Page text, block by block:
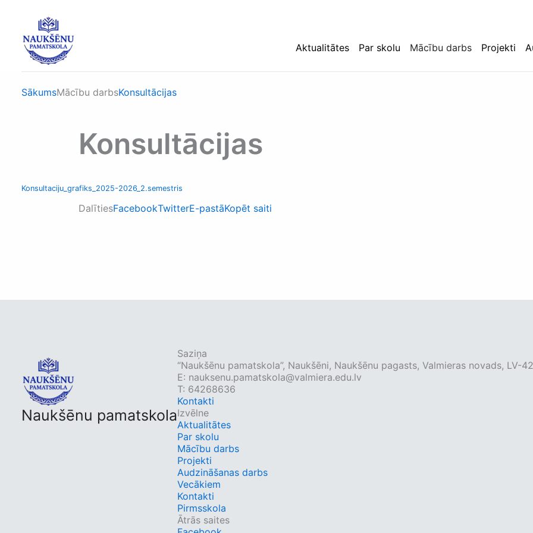
Aktualitātes
Par skolu Mācību darbs Projekti
SākumsMācību darbsKonsultācijas
Konsultācijas
Konsultaciju_grafiks_2025-2026_2.semestris
DalītiesFacebookTwitterE-pastāKopēt saiti
Naukšēnu pamatskola
Saziņa
“Naukšēnu pamatskola”, Naukšēni, Naukšēnu pagasts, Valmieras novads, LV-
E: nauksenu.pamatskola@valmiera.edu.lv
T: 64268636
Kontakti
Izvēlne
Aktualitātes
Par skolu
Mācību darbs
Projekti
Audzināšanas darbs
Vecākiem
Kontakti
Pirmsskola
Ātrās saites